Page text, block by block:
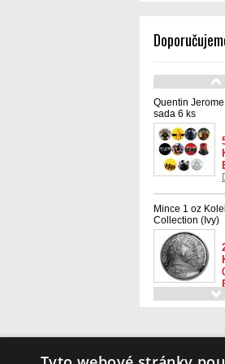
Quentin
sada 6 ks
Mince 1 oz
Collection (Ivy)
Hockey JFK
oficiálně
Info